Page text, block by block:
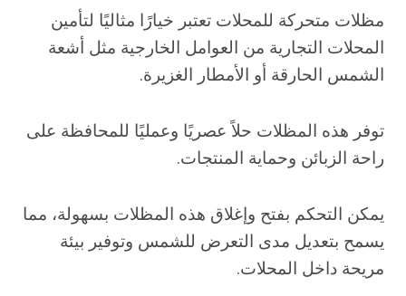
مظلات متحركة للمحلات تعتبر خيارًا مثاليًا لتأمين
المحلات التجارية من العوامل الخارجية مثل أشعة
الشمس الحارقة أو الأمطار الغزيرة.
توفر هذه المظلات حلاً عصريًا وعمليًا للمحافظة على
راحة الزبائن وحماية المنتجات.
يمكن التحكم بفتح وإغلاق هذه المظلات بسهولة، مما
يسمح بتعديل مدى التعرض للشمس وتوفير بيئة
مريحة داخل المحلات.